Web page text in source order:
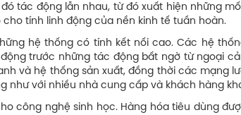
tác động lẫn nhau, từ đó xuất hiện những
cho tính linh động của nền kinh tế tuần hoàn.
hệ thống có tính kết nối cao. Các hệ
trước những tác động bất ngờ từ ngoại
và hệ thống sản xuất, đồng thời các mạng
như với nhiều nhà cung cấp và khách hàng
công nghệ sinh học. Hàng hóa tiêu dùng